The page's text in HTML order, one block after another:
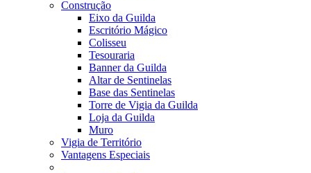
Construção
Eixo da Guilda
Escritório Mágico
Colisseu
Tesouraria
Banner da Guilda
Altar de Sentinelas
Base das Sentinelas
Torre de Vigia da Guilda
Loja da Guilda
Muro
Vigia de Território
Vantagens Especiais